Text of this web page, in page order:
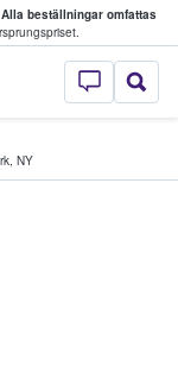
Alla beställningar omfattas
– där
, NY